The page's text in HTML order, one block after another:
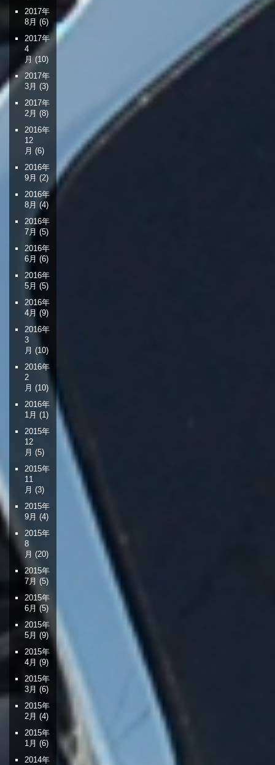
2017年
8月 (6)
2017年
4
月 (10)
2017年
3月 (3)
2017年
2月 (8)
2016年
12
月 (6)
2016年
9月 (2)
2016年
8月 (4)
2016年
7月 (5)
2016年
6月 (6)
2016年
5月 (5)
2016年
4月 (9)
2016年
3
月 (10)
2016年
2
月 (10)
2016年
1月 (1)
2015年
12
月 (5)
2015年
11
月 (3)
2015年
9月 (4)
2015年
8
月 (20)
2015年
7月 (5)
2015年
6月 (5)
2015年
5月 (9)
2015年
4月 (9)
2015年
3月 (6)
2015年
2月 (4)
2015年
1月 (6)
2014年